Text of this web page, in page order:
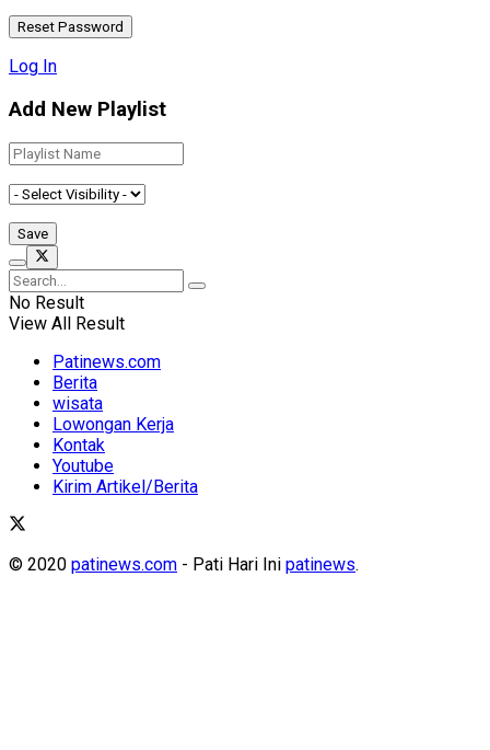
Log In
Add New Playlist
No Result
View All Result
Patinews.com
Berita
wisata
Lowongan Kerja
Kontak
Youtube
Kirim Artikel/Berita
© 2020 patinews.com - Pati Hari Ini patinews.